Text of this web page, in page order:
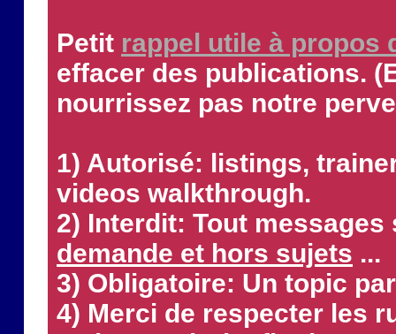
Petit rappel utile à propos
effacer des publications.
nourrissez pas notre
1) Autorisé: listings,
videos walkthrough.
2) Interdit: Tout
demande et hors sujets ...
3) Obligatoire: Un topic
4) Merci de respecter les